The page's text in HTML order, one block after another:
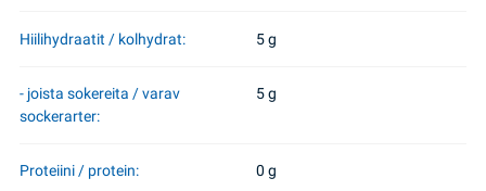
Hiilihydraatit / kolhydrat: 5 g
- joista sokereita / varav
sockerarter:
5 g
Proteiini / protein: 0 g